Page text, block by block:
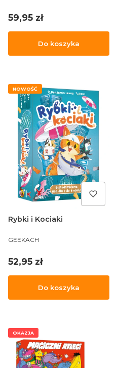
Cena
59,95 zł
Do koszyka
NOWOŚĆ
Rybki i Kociaki
PRODUCENT
GEEKACH
Cena
52,95 zł
Do koszyka
OKAZJA